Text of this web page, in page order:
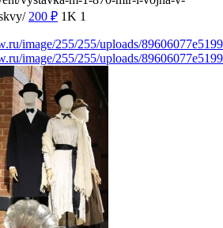
200 ₽ 1K 1
image/255/255/uploads/
image/255/255/uploads/